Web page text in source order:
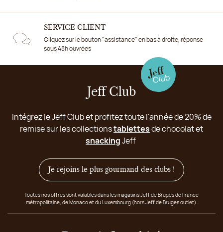
SERVICE CLIENT
Cliquez sur le bouton "assistance" en bas à droite, réponse
sous 48h ouvrées
Jeff Club
Intégrez le Jeff Club et profitez toute l'année de 20% de
remise sur les collectionstablettesde chocolat et
snackingJeff
Je rejoins le plus gourmand des clubs !
Toutes nos offres sont valables dans les magasins Jeff de Bruges de France
métropolitaine, de Monaco et du Luxembourg (hors Jeff de Bruges outlet).